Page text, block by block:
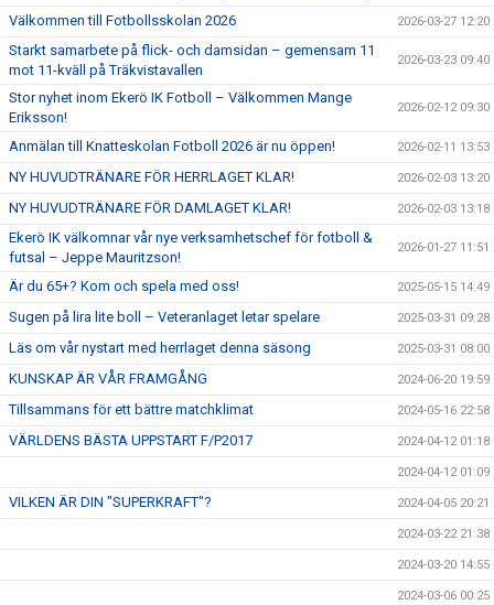
Välkommen till Fotbollsskolan 2026 2026-03-27 12:20
Starkt samarbete på flick- och damsidan – gemensam 11
mot 11-kväll på Träkvistavallen
2026-03-23 09:40
Stor nyhet inom Ekerö IK Fotboll – Välkommen Mange
Eriksson!
2026-02-12 09:30
Anmälan till Knatteskolan Fotboll 2026 är nu öppen! 2026-02-11 13:53
NY HUVUDTRÄNARE FÖR HERRLAGET KLAR! 2026-02-03 13:20
NY HUVUDTRÄNARE FÖR DAMLAGET KLAR! 2026-02-03 13:18
Ekerö IK välkomnar vår nye verksamhetschef för fotboll &
futsal – Jeppe Mauritzson!
2026-01-27 11:51
Är du 65+? Kom och spela med oss! 2025-05-15 14:49
Sugen på lira lite boll – Veteranlaget letar spelare 2025-03-31 09:28
Läs om vår nystart med herrlaget denna säsong 2025-03-31 08:00
KUNSKAP ÄR VÅR FRAMGÅNG 2024-06-20 19:59
Tillsammans för ett bättre matchklimat 2024-05-16 22:58
VÄRLDENS BÄSTA UPPSTART F/P2017 2024-04-12 01:18
2024-04-12 01:09
VILKEN ÄR DIN "SUPERKRAFT"? 2024-04-05 20:21
2024-03-22 21:38
2024-03-20 14:55
2024-03-06 00:25